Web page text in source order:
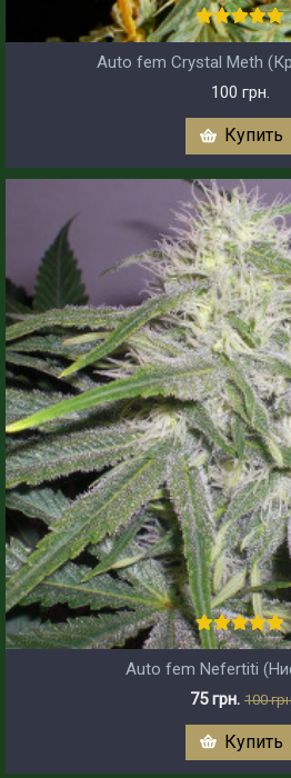
Auto fem Crystal Meth
100 грн.
Купить
Auto fem Nefertiti
75 грн. 100
Купить